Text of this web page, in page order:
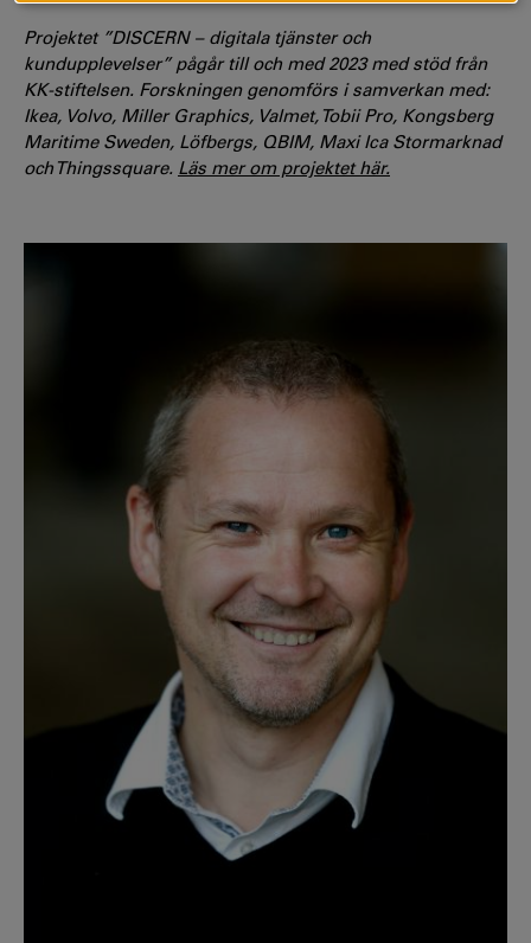
Projektet ”DISCERN – digitala tjänster och
kundupplevelser” pågår till och med 2023 med stöd från
KK-stiftelsen. Forskningen genomförs i samverkan med:
Ikea, Volvo, Miller Graphics, Valmet, Tobii Pro, Kongsberg
Maritime Sweden, Löfbergs, QBIM, Maxi Ica Stormarknad
och Thingssquare. Läs mer om projektet här.